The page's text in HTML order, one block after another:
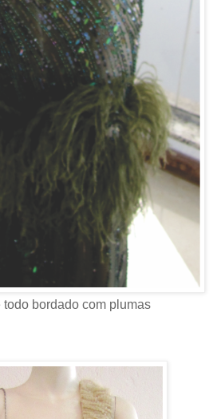
bordado com plumas